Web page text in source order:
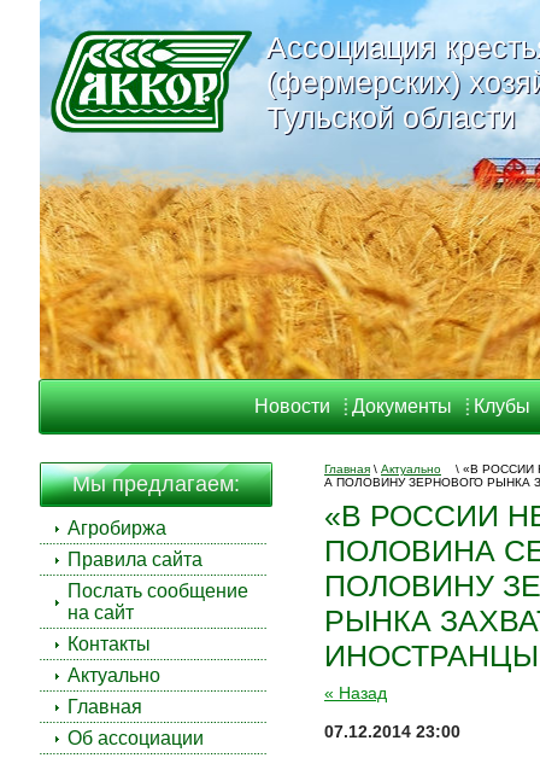
Новости Документы Клубы
Ассоциация
(фермерских)
Тульской области
Ассоциация
(фермерских)
Тульской области
Главная \ Актуально \ «В РОССИИ
А ПОЛОВИНУ ЗЕРНОВОГО
«В РОССИИ
ПОЛОВИНА
ПОЛОВИНУ
РЫНКА
« Назад
07.12.2014 23:00
Мы предлагаем:
Агробиржа
Правила сайта
Послать сообщение
на сайт
Контакты
Актуально
Главная
Об ассоциации